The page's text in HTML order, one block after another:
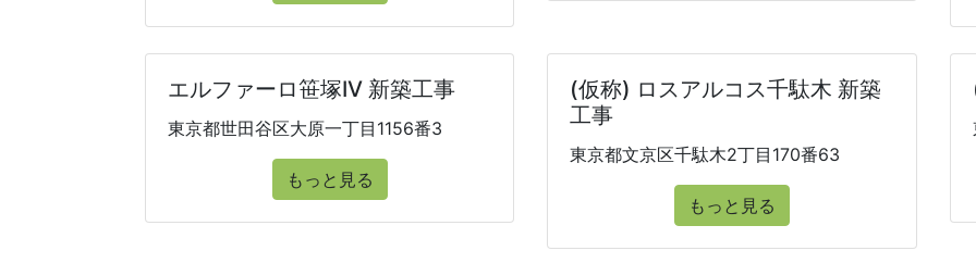
エルファーロ笹塚IV 新築工事
東京都世田谷区大原一丁目1156番3
もっと見る
(仮称) ロスアルコス千駄木 新築
工事
東京都文京区千駄木2丁目170番63
もっと見る